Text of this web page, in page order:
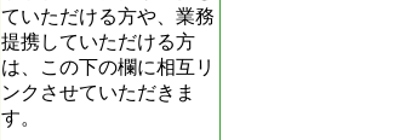
ていただける方や、業務
提携していただける方
は、この下の欄に相互リ
ンクさせていただきま
す。